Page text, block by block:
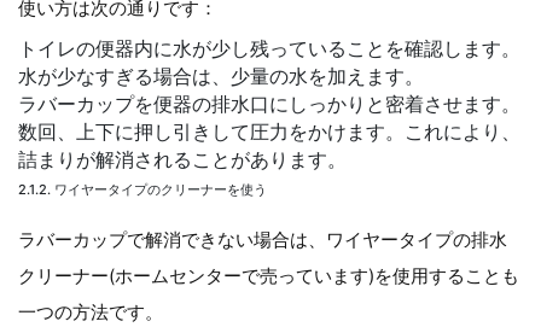
使い方は次の通りです：
トイレの便器内に水が少し残っていることを確認します。
水が少なすぎる場合は、少量の水を加えます。
ラバーカップを便器の排水口にしっかりと密着させます。
数回、上下に押し引きして圧力をかけます。これにより、
詰まりが解消されることがあります。
2.1.2. ワイヤータイプのクリーナーを使う
ラバーカップで解消できない場合は、ワイヤータイプの排水
クリーナー(ホームセンターで売っています)を使用することも
一つの方法です。